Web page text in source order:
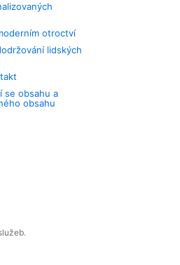
otroctví
lidských
se obsahu a
obsahu